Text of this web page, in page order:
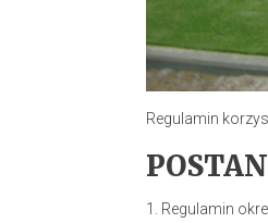
Regulamin
Regulamin